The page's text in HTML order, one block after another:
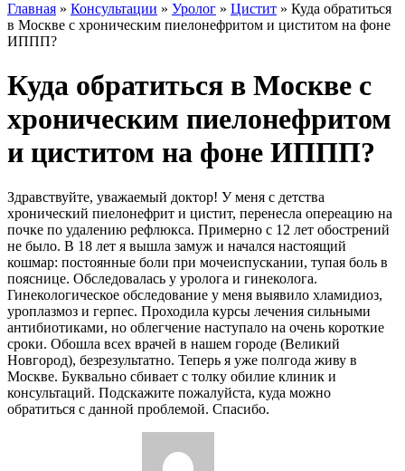
Главная » Консультации » Уролог » Цистит » Куда обратиться
в Москве с хроническим пиелонефритом и циститом на фоне
ИППП?
Куда обратиться в Москве с
хроническим пиелонефритом
и циститом на фоне ИППП?
Здравствуйте, уважаемый доктор! У меня с детства
хронический пиелонефрит и цистит, перенесла опереацию на
почке по удалению рефлюкса. Примерно с 12 лет обострений
не было. В 18 лет я вышла замуж и начался настоящий
кошмар: постоянные боли при мочеиспускании, тупая боль в
пояснице. Обследовалась у уролога и гинеколога.
Гинекологическое обследование у меня выявило хламидиоз,
уроплазмоз и герпес. Проходила курсы лечения сильными
антибиотиками, но облегчение наступало на очень короткие
сроки. Обошла всех врачей в нашем городе (Великий
Новгород), безрезультатно. Теперь я уже полгода живу в
Москве. Буквально сбивает с толку обилие клиник и
консультаций. Подскажите пожалуйста, куда можно
обратиться с данной проблемой. Спасибо.